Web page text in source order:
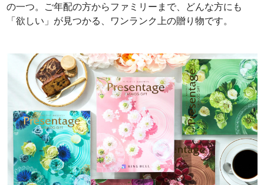
の一つ。ご年配の方からファミリーまで、どんな方にも
「欲しい」が見つかる、ワンランク上の贈り物です。